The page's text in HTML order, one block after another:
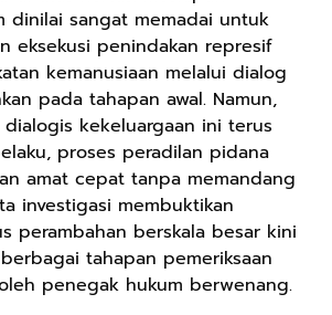
dinilai sangat memadai untuk
eksekusi penindakan represif
kemanusiaan melalui dialog
pada tahapan awal. Namun,
kekeluargaan ini terus
proses peradilan pidana
amat cepat tanpa memandang
investigasi membuktikan
perambahan berskala besar kini
tahapan pemeriksaan
penegak hukum berwenang.